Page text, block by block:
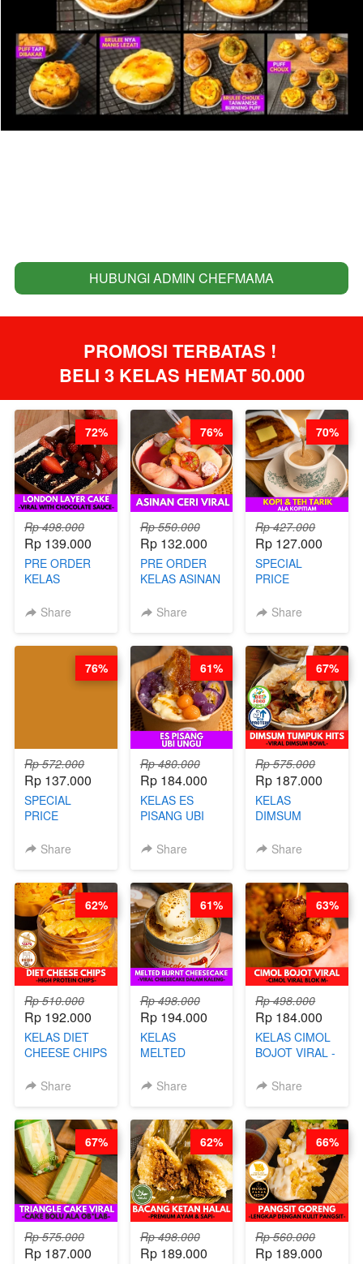
`HUBUNGI ADMIN CHEFMAMA
PROMOSI TERBATAS !
BELI 3 KELAS HEMAT 50.000
Rp 498.000
Rp 139.000
PRE ORDER
KELAS
LAYER CAKE -
SAUCE- BY
(TAYANG 18
Share
72%
Rp 550.000
Rp 132.000
PRE ORDER
KELAS ASINAN
BY CHEF DITA
Share
76%
Rp 427.000
Rp 127.000
SPECIAL
PRICE
KELAS KOPI &
BARISTA
ARISUDANA
(TANGGAL 10
AGS HARGA
NAIK! )
Share
70%
Rp 572.000
Rp 137.000
SPECIAL
PRICE
KELAS CAKWE
DITA
(TANGGAL 10
AGS HARGA
NAIK! )
Share
76%
Rp 480.000
Rp 184.000
KELAS ES
PISANG UBI
CHEF DITA
Share
61%
Rp 575.000
Rp 187.000
KELAS
DIMSUM
- VIRAL
STEPHANIE
Share
67%
Rp 510.000
Rp 192.000
KELAS DIET
CHEESE CHIPS
PROTEIN
Share
62%
Rp 498.000
Rp 194.000
KELAS
MELTED
CHEESECAKE -
DALAM
KALENG-BY
CHEF DITA
Share
61%
Rp 498.000
Rp 184.000
KELAS CIMOL
BOJOT VIRAL -
BLOK M -BY
JUNI)
Share
63%
Rp 575.000
Rp 187.000
67%
Rp 498.000
Rp 189.000
62%
Rp 560.000
Rp 189.000
66%